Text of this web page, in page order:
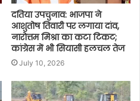
दतिया उपचुनाव: भाजपा ने
आशुतोष तिवारी पर लगाया दांव,
नारोत्तम मिश्रा का कटा टिकट;
कांग्रेस में भी सियासी हलचल तेज
July 10, 2026